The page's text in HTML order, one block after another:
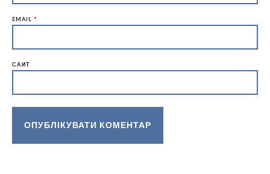
EMAIL *
САЙТ